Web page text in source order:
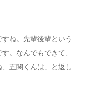
ね。先輩後輩という
。なんでもできて、
五関くんは」と返し